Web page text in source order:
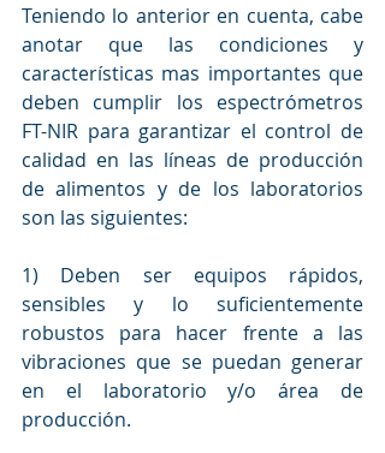
Teniendo lo anterior en cuenta, cabe
anotar que las condiciones y
características mas importantes que
deben cumplir los espectrómetros
FT-NIR para garantizar el control de
calidad en las líneas de producción
de alimentos y de los laboratorios
son las siguientes:
1) Deben ser equipos rápidos,
sensibles y lo suficientemente
robustos para hacer frente a las
vibraciones que se puedan generar
en el laboratorio y/o área de
producción.